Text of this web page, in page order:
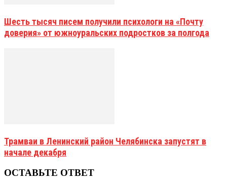
Шесть тысяч писем получили психологи на «Почту
доверия» от южноуральских подростков за полгода
Трамваи в Ленинский район Челябинска запустят в
начале декабря
ОСТАВЬТЕ ОТВЕТ